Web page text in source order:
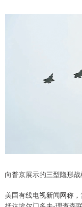
向普京展示的三型隐形
美国有线电视新闻网称